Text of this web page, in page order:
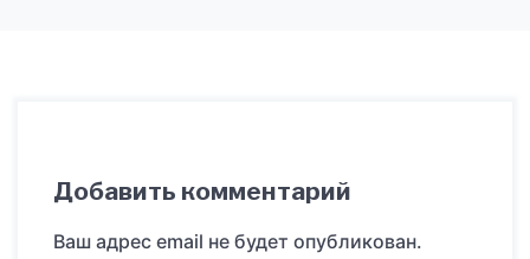
Добавить комментарий
Ваш адрес email не будет опубликован.